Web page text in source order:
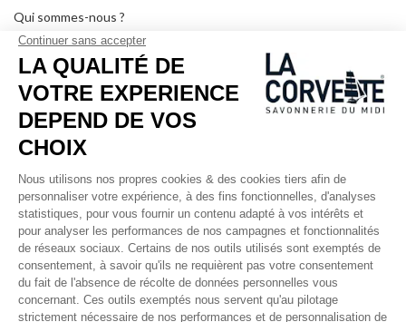
Qui sommes-nous ?
Savons personnalisés
Visiter le musée
Devenir revendeur
Dans les médias
Mentions légales
RÉSEAUX SOCIAUX
Facebook
Instagram